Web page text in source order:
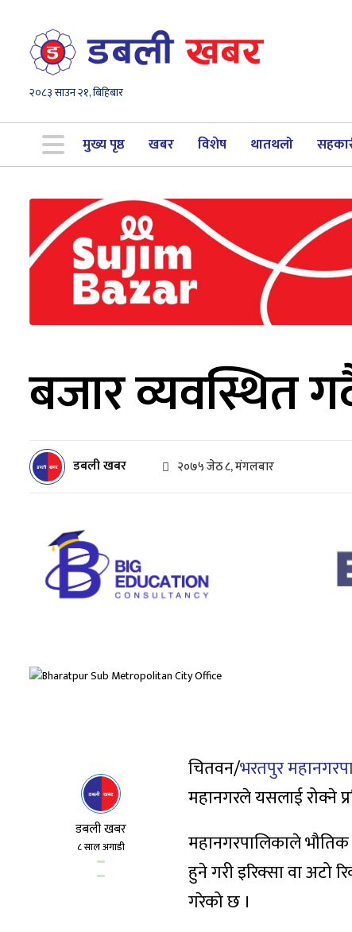
२०८३ साउन २१, बिहिबार
मुख्य पृष्ठ खबर विशेष थातथलो
बजार व्यवस्थित
डबली खबर २०७५ जेठ ८, मंगलबार
डबली खबर
८ साल अगाडी
चितवन/भरतपुर
महानगरले यसलाई रोक्ने
महानगरपालिकाले भौतिक
हुने गरी इरिक्सा वा अटो
गरेको छ ।